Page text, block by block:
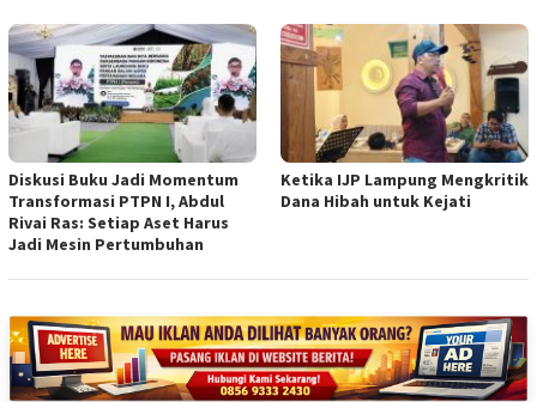
Diskusi Buku Jadi Momentum
Transformasi PTPN I, Abdul
Rivai Ras: Setiap Aset Harus
Jadi Mesin Pertumbuhan
Ketika IJP Lampung Mengkritik
Dana Hibah untuk Kejati